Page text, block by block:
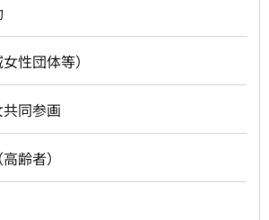
性団体等）
同参画
齢者）